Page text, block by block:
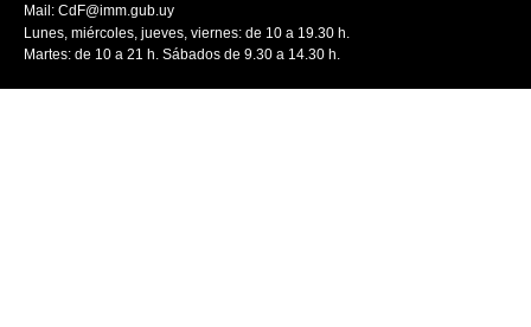
Mail: CdF@imm.gub.uy
Lunes, miércoles, jueves, viernes: de 10 a 19.30 h.
Martes: de 10 a 21 h. Sábados de 9.30 a 14.30 h.